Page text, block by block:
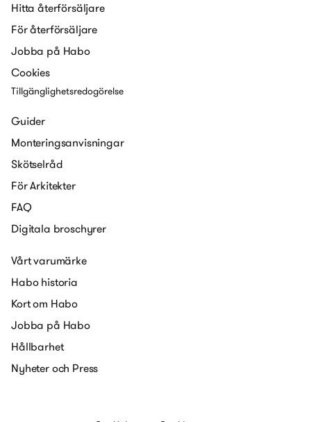
Hitta återförsäljare
För återförsäljare
Jobba på Habo
Cookies
Tillgänglighetsredogörelse
Guider
Monteringsanvisningar
Skötselråd
För Arkitekter
FAQ
Digitala broschyrer
Vårt varumärke
Habo historia
Kort om Habo
Jobba på Habo
Hållbarhet
Nyheter och Press